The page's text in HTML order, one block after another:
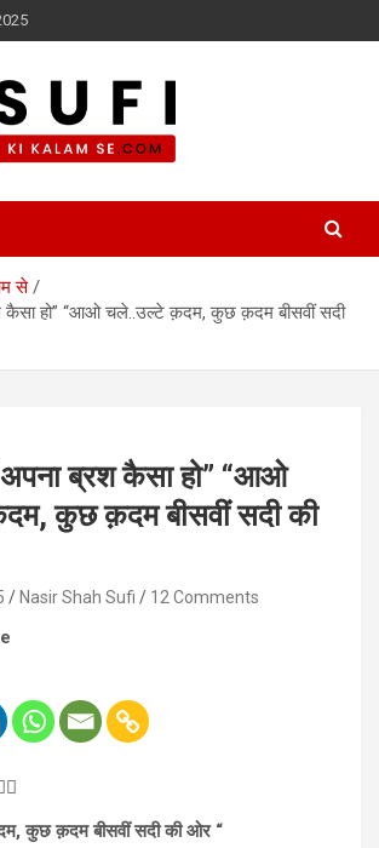
से
से
कैसा हो” “आओ चले..उल्टे क़दम, कुछ क़दम बीसवीं सदी
ब्रश कैसा हो” “आओ
कुछ क़दम बीसवीं सदी की
Nasir Shah Sufi 12 Comments
कुछ क़दम बीसवीं सदी की ओर “